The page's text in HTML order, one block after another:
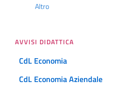
Altro
AVVISI DIDATTICA
CdL Economia
CdL Economia Aziendale